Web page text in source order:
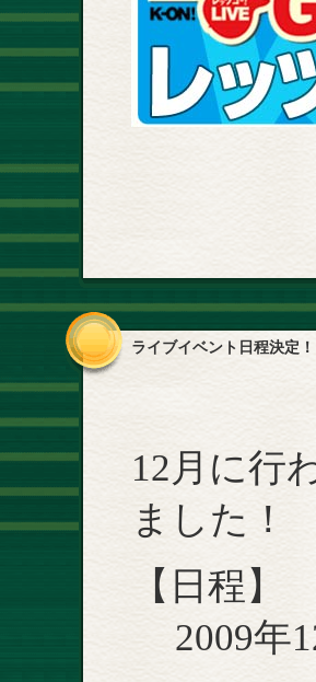
ライブイベント日程決定！
12月に行
ました！
【日程】
2009年